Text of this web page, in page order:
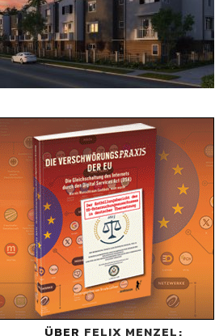
ÜBER FELIX MENZEL